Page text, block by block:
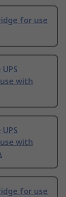
for use
with
with
for use